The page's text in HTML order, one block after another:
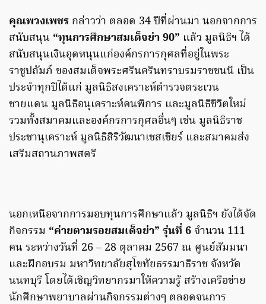
คุณพวงเพชร กล่าวว่า ตลอด 34 ปีที่ผ่านมา นอกจากการ
สนับสนุน “ทุนการศึกษาสมเด็จย่า 90” แล้ว มูลนิธิฯ ได้
สนับสนุนเงินอุดหนุนแก่องค์กรการกุศลที่อยู่ในพระ
ราชูปถัมภ์ ของสมเด็จพระศรีนครินทราบรมราชชนนี เป็น
ประจำทุกปีได้แก่ มูลนิธิสงเคราะห์ตำรวจตระเวน
ชายแดน มูลนิธิอนุเคราะห์คนพิการ และมูลนิธิชีวิตใหม่
รวมทั้งสมาคมและองค์กรการกุศลอื่นๆ เช่น มูลนิธิราช
ประชานุเคราะห์ มูลนิธิสิริวัฒนาเชสเชียร์ และสมาคมส่ง
เสริมสถานภาพสตรี
นอกเหนือจากการมอบทุนการศึกษาแล้ว มูลนิธิฯ ยังได้จัด
กิจกรรม “ค่ายตามรอยสมเด็จย่า” รุ่นที่ 6 จำนวน 111
คน ระหว่างวันที่ 26 – 28 ตุลาคม 2567 ณ ศูนย์สัมมนา
และฝึกอบรม มหาวิทยาลัยสุโขทัยธรรมาธิราช จังหวัด
นนทบุรี โดยได้เชิญวิทยากรมาให้ความรู้ สร้างเครือข่าย
นักศึกษาพยาบาลผ่านกิจกรรมต่างๆ ตลอดจนการ